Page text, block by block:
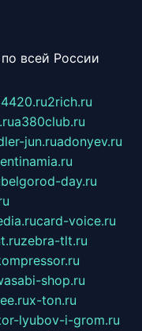
всей России
2rich.ru
a380club.ru
jun.ruadonyev.ru
belgorod-day.ru
card-voice.ru
zebra-tlt.ru
shop.ru
x-ton.ru
lyubov-i-grom.ru